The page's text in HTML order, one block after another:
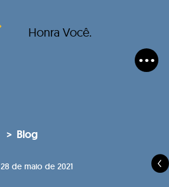
Honra Você.
Blog
28 de maio de 2021